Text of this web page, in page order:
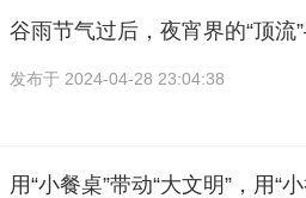
谷雨节气过后，夜宵界的“顶
发布于 2024-04-28 23:04:38
用“小餐桌”带动“大文明”，用“